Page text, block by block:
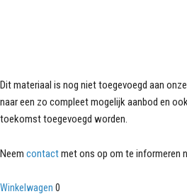
Dit materiaal is nog niet toegevoegd aan
naar een zo compleet mogelijk aanbod en
toekomst toegevoegd worden.
Neem contactmet ons op om te informeren
Winkelwagen 0